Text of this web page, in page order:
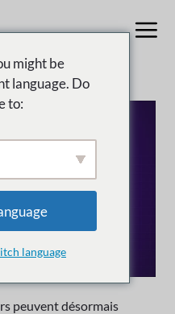
2025
peuvent désormais
might be
language. Do
to:
language